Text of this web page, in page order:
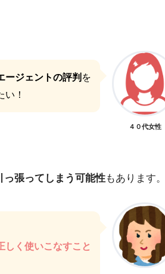
ージェントの評判 を
い！
４０代女性
っ張ってしまう可能性もあります。
しく使いこなすこと